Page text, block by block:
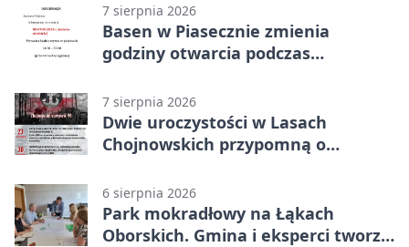
7 sierpnia 2026
Basen w Piasecznie zmienia
godziny otwarcia podczas
7 sierpnia 2026
Dwie uroczystości w Lasach
Chojnowskich przypomną o
6 sierpnia 2026
Park mokradłowy na Łąkach
Oborskich. Gmina i eksperci tworzą